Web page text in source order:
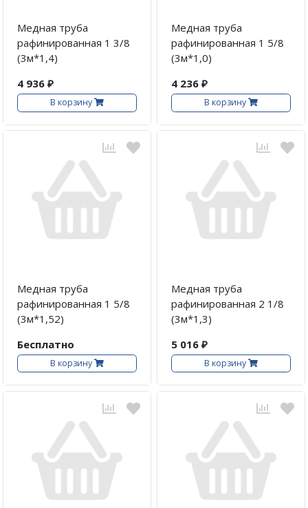
Медная труба
рафинированная 1 3/8
(3м*1,4)
4 936 ₽
В корзину
Медная труба
рафинированная 1 5/8
(3м*1,0)
4 236 ₽
В корзину
Медная труба
рафинированная 1 5/8
(3м*1,52)
Бесплатно
В корзину
Медная труба
рафинированная 2 1/8
(3м*1,3)
5 016 ₽
В корзину